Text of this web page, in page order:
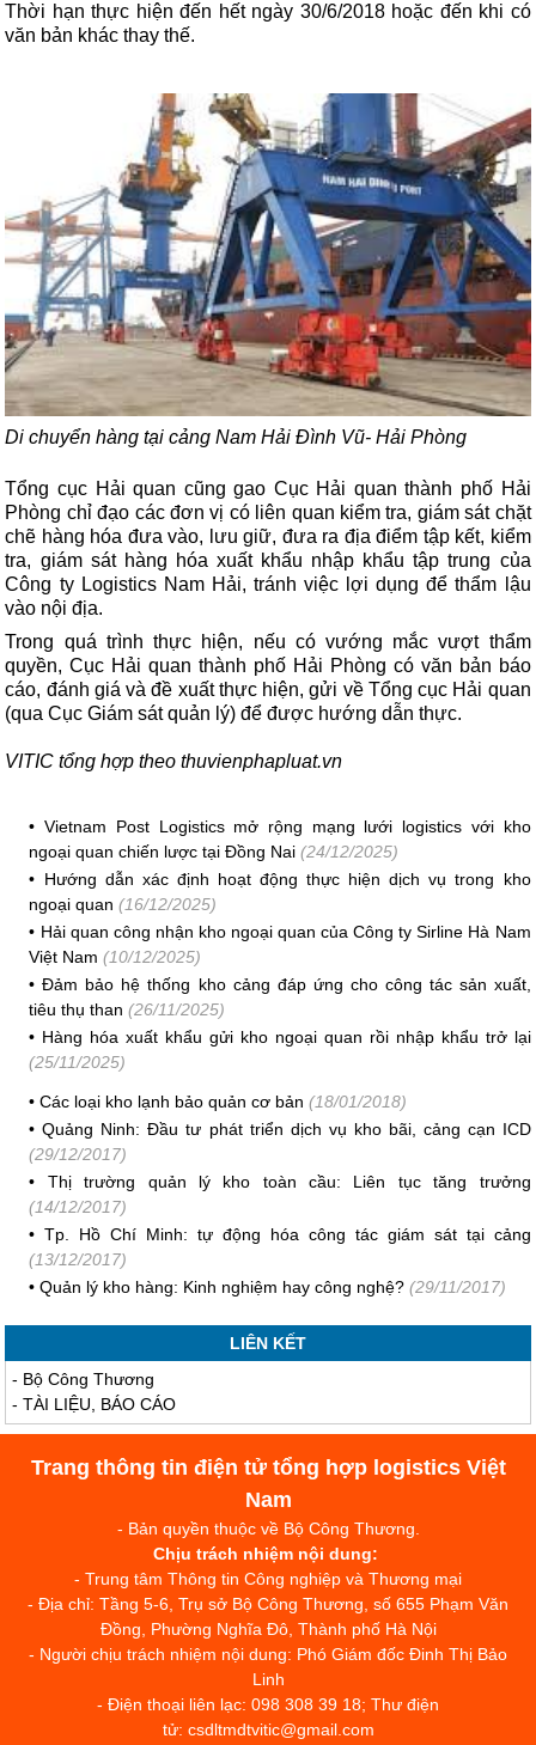
Thời hạn thực hiện đến hết ngày 30/6/2018 hoặc đến khi có
văn bản khác thay thế.
Di chuyển hàng tại cảng Nam Hải Đình Vũ- Hải Phòng
Tổng cục Hải quan cũng gao Cục Hải quan thành phố Hải
Phòng chỉ đạo các đơn vị có liên quan kiểm tra, giám sát chặt
chẽ hàng hóa đưa vào, lưu giữ, đưa ra địa điểm tập kết, kiểm
tra, giám sát hàng hóa xuất khẩu nhập khẩu tập trung của
Công ty Logistics Nam Hải, tránh việc lợi dụng để thẩm lậu
vào nội địa.
Trong quá trình thực hiện, nếu có vướng mắc vượt thẩm
quyền, Cục Hải quan thành phố Hải Phòng có văn bản báo
cáo, đánh giá và đề xuất thực hiện, gửi về Tổng cục Hải quan
(qua Cục Giám sát quản lý) để được hướng dẫn thực.
VITIC tổng hợp theo thuvienphapluat.vn
•Vietnam Post Logistics mở rộng mạng lưới logistics với kho
ngoại quan chiến lược tại Đồng Nai (24/12/2025)
• Hướng dẫn xác định hoạt động thực hiện dịch vụ trong kho
ngoại quan (16/12/2025)
• Hải quan công nhận kho ngoại quan của Công ty Sirline Hà Nam
Việt Nam (10/12/2025)
•Đảm bảo hệ thống kho cảng đáp ứng cho công tác sản xuất,
tiêu thụ than (26/11/2025)
• Hàng hóa xuất khẩu gửi kho ngoại quan rồi nhập khẩu trở lại
(25/11/2025)
•Các loại kho lạnh bảo quản cơ bản (18/01/2018)
•Quảng Ninh: Đầu tư phát triển dịch vụ kho bãi, cảng cạn ICD
(29/12/2017)
• Thị trường quản lý kho toàn cầu: Liên tục tăng trưởng
(14/12/2017)
•Tp. Hồ Chí Minh: tự động hóa công tác giám sát tại cảng
(13/12/2017)
•Quản lý kho hàng: Kinh nghiệm hay công nghệ? (29/11/2017)
LIÊN KẾT
- Bộ Công Thương
-TÀI LIỆU, BÁO CÁO
Trang thông tin điện tử tổng hợp logistics Việt
Nam
- Bản quyền thuộc về Bộ Công Thương.
Chịu trách nhiệm nội dung:
- Trung tâm Thông tin Công nghiệp và Thương mại
- Địa chỉ: Tầng 5-6, Trụ sở Bộ Công Thương, số 655 Phạm Văn
Đồng, Phường Nghĩa Đô, Thành phố Hà Nội
- Người chịu trách nhiệm nội dung: Phó Giám đốc Đinh Thị Bảo
Linh
- Điện thoại liên lạc: 098 308 39 18; Thư điện
tử: csdltmdtvitic@gmail.com